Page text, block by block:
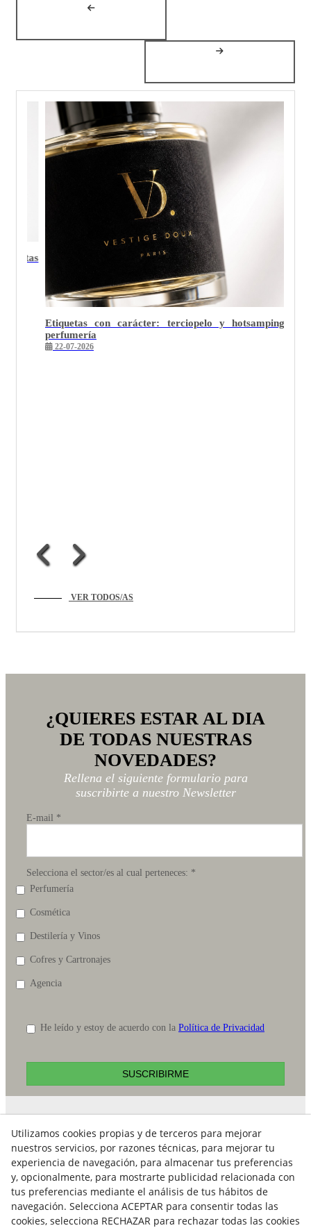
en
Por qué el packaging minimalista premium es el
difícil de ejecutar bien
VER TODOS/AS
¿QUIERES ESTAR AL DIA
DE TODAS NUESTRAS
NOVEDADES?
Rellena el siguiente formulario para
suscribirte a nuestro Newsletter
E-mail *
Selecciona el sector/es al cual perteneces: *
Perfumería
Cosmética
Destilería y Vinos
Cofres y Cartronajes
Agencia
He leído y estoy de acuerdo con la Política de Privacidad
SUSCRIBIRME
Contacto
E-mail:
info@ataviance.com
Aviso Legal
Política Cookies
Política de Privacidad
Utilizamos cookies propias y de terceros para mejorar
nuestros servicios, por razones técnicas, para mejorar tu
experiencia de navegación, para almacenar tus preferencias
y, opcionalmente, para mostrarte publicidad relacionada con
tus preferencias mediante el análisis de tus hábitos de
navegación. Selecciona ACEPTAR para consentir todas las
cookies, selecciona RECHAZAR para rechazar todas las cookies